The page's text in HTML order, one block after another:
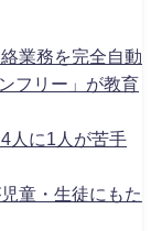
業務を完全自動
フリー」が教育
人に1人が苦手
童・生徒にもた